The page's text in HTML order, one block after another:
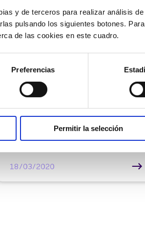
y de terceros para realizar análisis
pulsando los siguientes botones.
de las cookies en este cuadro.
Preferencias
Permitir la selección
Otros |
Utilizar en remoto las líneas
de la oficina sin portar es
18/03/2020